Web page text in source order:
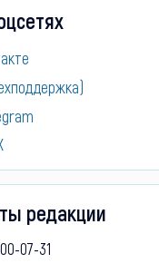
редакции
07-31